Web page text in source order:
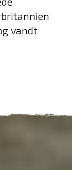
vandt